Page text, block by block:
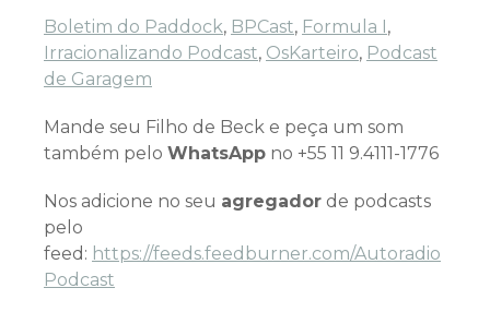
Boletim do Paddock, BPCast, Formula I ,
Irracionalizando Podcast, OsKarteiro, Podcast
de Garagem
Mande seu Filho de Beck e peça um som
também pelo WhatsApp no +55 11 9.4111-1776
Nos adicione no seu agregador de podcasts
pelo
feed: https://feeds.feedburner.com/Autoradio
Podcast